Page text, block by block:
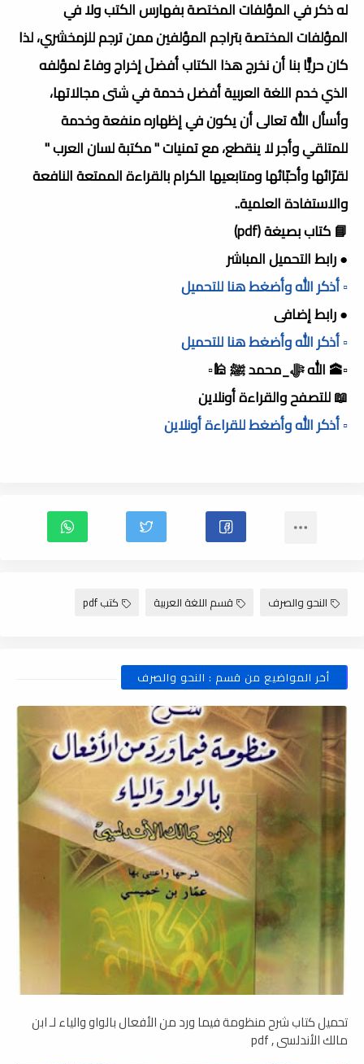
له ذكر في المؤلفات المختصة بفهارس الكتب ولا في
المؤلفات المختصة بتراجم المؤلفين ممن ترجم للزمخشري، لذا
كان حريًّا بنا أن نخرج هذا الكتاب أفضلَ إخراج وفاءً لمؤلفه
الذي خدم اللغة العربية أفضل خدمة في شتى مجالاتها،
وأسأل اللهَ تعالى أن يكون في إظهاره منفعة وخدمة
للمتلقي وأجر لا ينقطع، مع تمنيات " مكتبة لسان العرب "
لقرّائها وأحبّائها ومتابعيها الكرام بالقراءة الممتعة النافعة
والاستفادة العلمية..
📘 كتاب بصيغة (pdf)
● رابط التحميل المباشر
▫️ أذكر الله وأضغط هنا للتحميل
● رابط إضافى
▫️ أذكر الله وأضغط هنا للتحميل
▫️🕋 الله ﷻ_محمد ﷺ 🕌▫️
📖 للتصفح والقراءة أونلاين
▫️ أذكر الله وأضغط للقراءة أونلاين
النحو والصرف قسم اللغة العربية كتب pdf
أخر المواضيع من قسم : النحو والصرف
تحميل كتاب شرح منظومة فيما ورد من الأفعال بالواو والياء لـ ابن
مالك الأندلسي , pdf